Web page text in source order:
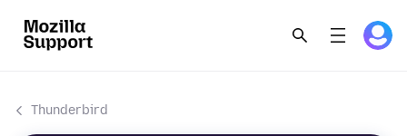
Thunderbird